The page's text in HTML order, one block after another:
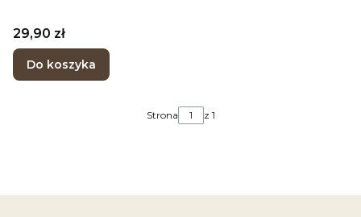
Cena
29,90 zł
Do koszyka
Strona z 1